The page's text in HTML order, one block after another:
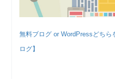
無料ブログ or WordPressどち
ログ】